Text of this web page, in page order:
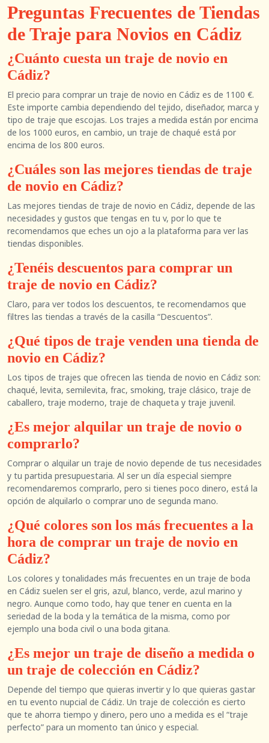
Preguntas Frecuentes de Tiendas
de Traje para Novios en Cádiz
¿Cuánto cuesta un traje de novio en
Cádiz?
El precio para comprar un traje de novio en Cádiz es de 1100 €.
Este importe cambia dependiendo del tejido, diseñador, marca y
tipo de traje que escojas. Los trajes a medida están por encima
de los 1000 euros, en cambio, un traje de chaqué está por
encima de los 800 euros.
¿Cuáles son las mejores tiendas de traje
de novio en Cádiz?
Las mejores tiendas de traje de novio en Cádiz, depende de las
necesidades y gustos que tengas en tu v, por lo que te
recomendamos que eches un ojo a la plataforma para ver las
tiendas disponibles.
¿Tenéis descuentos para comprar un
traje de novio en Cádiz?
Claro, para ver todos los descuentos, te recomendamos que
filtres las tiendas a través de la casilla “Descuentos”.
¿Qué tipos de traje venden una tienda de
novio en Cádiz?
Los tipos de trajes que ofrecen las tienda de novio en Cádiz son:
chaqué, levita, semilevita, frac, smoking, traje clásico, traje de
caballero, traje moderno, traje de chaqueta y traje juvenil.
¿Es mejor alquilar un traje de novio o
comprarlo?
Comprar o alquilar un traje de novio depende de tus necesidades
y tu partida presupuestaria. Al ser un día especial siempre
recomendaremos comprarlo, pero si tienes poco dinero, está la
opción de alquilarlo o comprar uno de segunda mano.
¿Qué colores son los más frecuentes a la
hora de comprar un traje de novio en
Cádiz?
Los colores y tonalidades más frecuentes en un traje de boda
en Cádiz suelen ser el gris, azul, blanco, verde, azul marino y
negro. Aunque como todo, hay que tener en cuenta en la
seriedad de la boda y la temática de la misma, como por
ejemplo una boda civil o una boda gitana.
¿Es mejor un traje de diseño a medida o
un traje de colección en Cádiz?
Depende del tiempo que quieras invertir y lo que quieras gastar
en tu evento nupcial de Cádiz. Un traje de colección es cierto
que te ahorra tiempo y dinero, pero uno a medida es el “traje
perfecto” para un momento tan único y especial.